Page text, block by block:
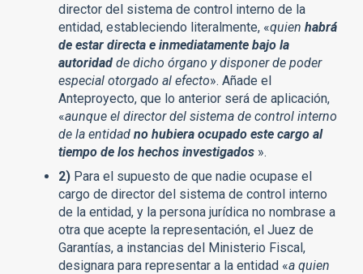
director del sistema de control interno de la
entidad, estableciendo literalmente, «quien habrá
de estar directa e inmediatamente bajo la
autoridad de dicho órgano y disponer de poder
especial otorgado al efecto». Añade el
Anteproyecto, que lo anterior será de aplicación,
«aunque el director del sistema de control interno
de la entidad no hubiera ocupado este cargo al
tiempo de los hechos investigados ».
2) Para el supuesto de que nadie ocupase el
cargo de director del sistema de control interno
de la entidad, y la persona jurídica no nombrase a
otra que acepte la representación, el Juez de
Garantías, a instancias del Ministerio Fiscal,
designara para representar a la entidad «a quien